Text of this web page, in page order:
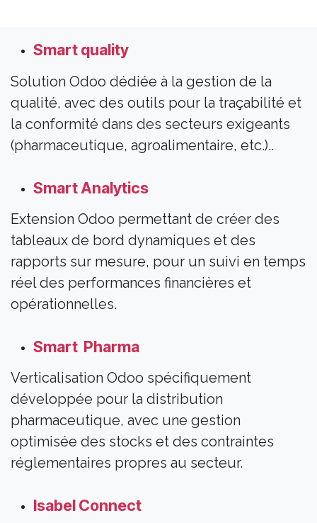
Smart quality
Solution Odoo dédiée à la gestion de la
qualité, avec des outils pour la traçabilité et
la conformité dans des secteurs exigeants
(pharmaceutique, agroalimentaire, etc.)..
Smart Analytics
Extension Odoo permettant de créer des
tableaux de bord dynamiques et des
rapports sur mesure, pour un suivi en temps
réel des performances financières et
opérationnelles.​
Smart Pharma
Verticalisation Odoo spécifiquement
développée pour la distribution
pharmaceutique, avec une gestion
optimisée des stocks et des contraintes
réglementaires propres au secteur.
Isabel Connect